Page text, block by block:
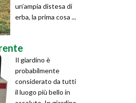
un’ampia distesa di
erba, la prima cosa ...
Il giardino è
probabilmente
considerato da tutti
il luogo più bello in